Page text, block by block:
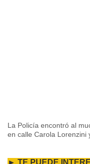
La Policía encontró al
en calle Carola Lorenzini
► TE PUEDE